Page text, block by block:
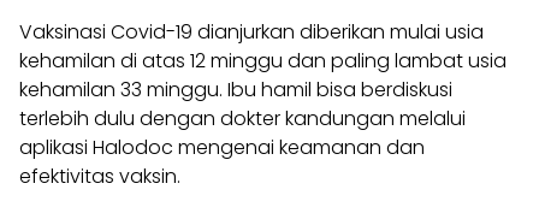
Vaksinasi Covid-19 dianjurkan diberikan mulai usia
kehamilan di atas 12 minggu dan paling lambat usia
kehamilan 33 minggu. Ibu hamil bisa berdiskusi
terlebih dulu dengan dokter kandungan melalui
aplikasi Halodoc mengenai keamanan dan
efektivitas vaksin.